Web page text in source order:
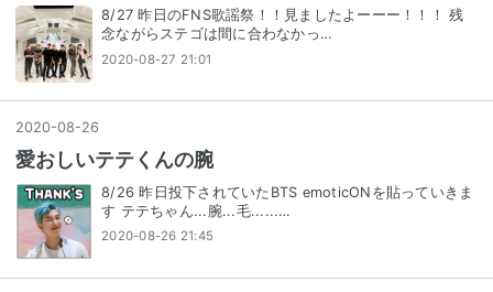
8/27 昨日のFNS歌謡祭！！見ましたよーーー！！！ 残
念ながらステゴは間に合わなかっ…
2020-08-27 21:01
2020-08-26
愛おしいテテくんの腕
8/26 昨日投下されていたBTS emoticONを貼っていきま
す テテちゃん...腕...毛......…
2020-08-26 21:45